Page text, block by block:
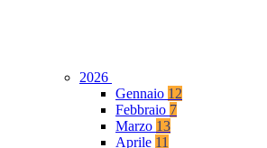
2026
Gennaio 12
Febbraio 7
Marzo 13
Aprile 11